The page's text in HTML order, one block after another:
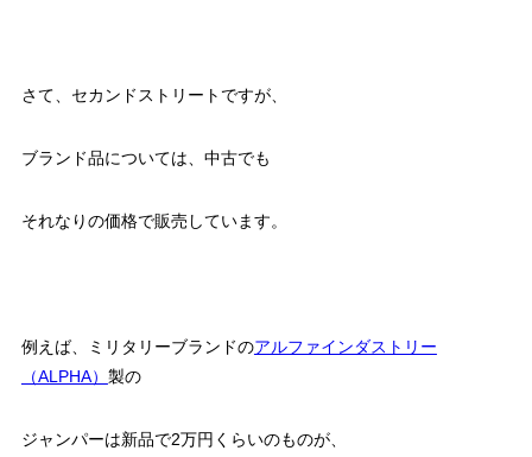
さて、セカンドストリートですが、
ブランド品については、中古でも
それなりの価格で販売しています。
例えば、ミリタリーブランドのアルファインダストリー
（ALPHA） 製の
ジャンパーは新品で2万円くらいのものが、